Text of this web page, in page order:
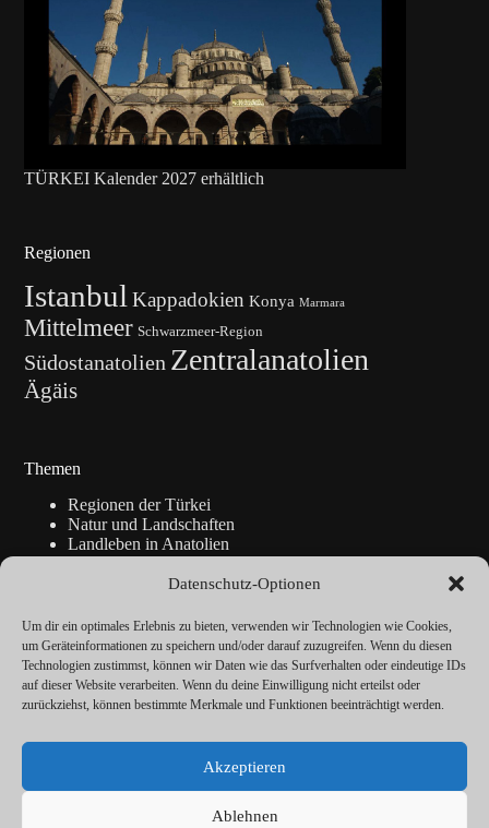
Datenschutz-Optionen
Um dir ein optimales Erlebnis zu bieten, verwenden wir Technologien wie Cookies,
um Geräteinformationen zu speichern und/oder darauf zuzugreifen. Wenn du diesen
Technologien zustimmst, können wir Daten wie das Surfverhalten oder eindeutige IDs
auf dieser Website verarbeiten. Wenn du deine Einwilligung nicht erteilst oder
zurückziehst, können bestimmte Merkmale und Funktionen beeinträchtigt werden.
Akzeptieren
Ablehnen
TÜRKEI Kalender 2027 erhältlich
Regionen
Istanbul Kappadokien Konya Marmara
Mittelmeer Schwarzmeer-Region
Südostanatolien Zentralanatolien
Ägäis
Themen
Regionen der Türkei
Natur und Landschaften
Landleben in Anatolien
Blickpunkte
Reise-Info
Vorträge